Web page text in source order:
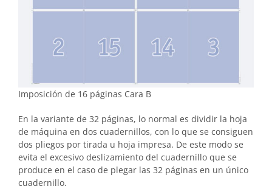
Imposición de 16 páginas Cara B
En la variante de 32 páginas, lo normal es dividir la hoja
de máquina en dos cuadernillos, con lo que se consiguen
dos pliegos por tirada u hoja impresa. De este modo se
evita el excesivo deslizamiento del cuadernillo que se
produce en el caso de plegar las 32 páginas en un único
cuadernillo.